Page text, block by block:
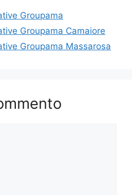
Groupama
Groupama Camaiore
Groupama Massarosa